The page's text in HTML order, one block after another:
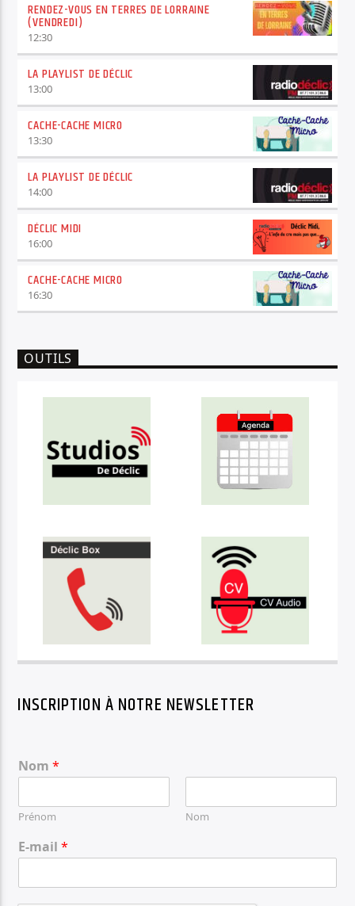
RENDEZ-VOUS EN TERRES DE LORRAINE
(VENDREDI)
12:30
LA PLAYLIST DE DÉCLIC
13:00
CACHE-CACHE MICRO
13:30
LA PLAYLIST DE DÉCLIC
14:00
DÉCLIC MIDI
16:00
CACHE-CACHE MICRO
16:30
OUTILS
INSCRIPTION À NOTRE NEWSLETTER
Nom*
Prénom Nom
E-mail*